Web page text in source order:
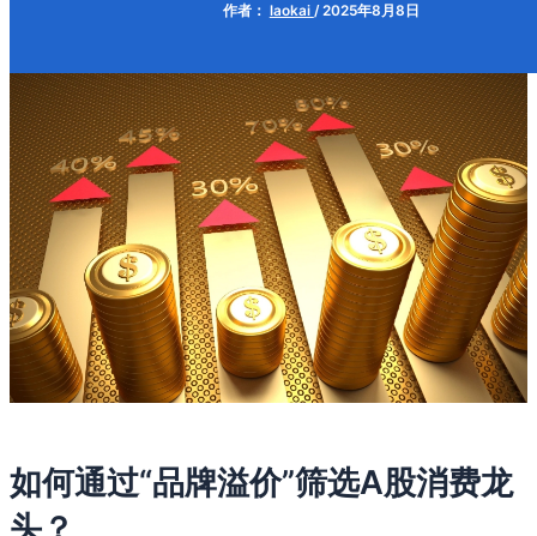
作者： laokai /2025年8月8日
如何通过“品牌溢价”筛选A股消费龙